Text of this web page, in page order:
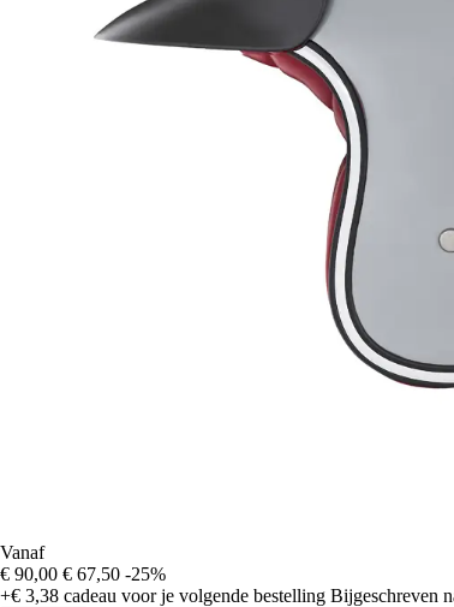
Vanaf
€ 90,00 € 67,50 -25%
+€ 3,38 cadeau voor je volgende bestelling Bijgeschreven